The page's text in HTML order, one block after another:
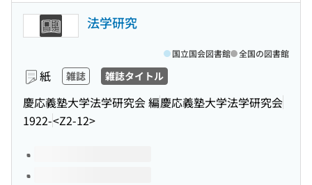
法学研究
紙 雑誌 雑誌タイトル
慶応義塾大学法学研究会 編慶応義塾大学法学研究会
1922-<Z2-12>
国立国会図書館 全国の図書館
このタイトルの巻号